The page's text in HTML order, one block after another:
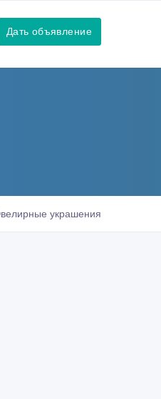
Дать объявление
украшения